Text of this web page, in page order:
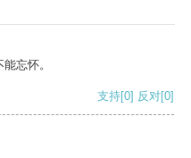
忘怀。
支持[0] 反对[0]